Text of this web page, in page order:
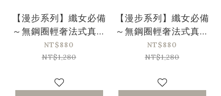
【漫步系列】纖女必備
～無鋼圈輕奢法式真絲
三角杯內衣-黑色
(32/70-36/80、A-
NT$880
NT$1,280
【漫步系列】纖女必備
～無鋼圈輕奢法式真絲
三角杯內衣-膚色
(32/70-36/80、A-
NT$880
NT$1,280